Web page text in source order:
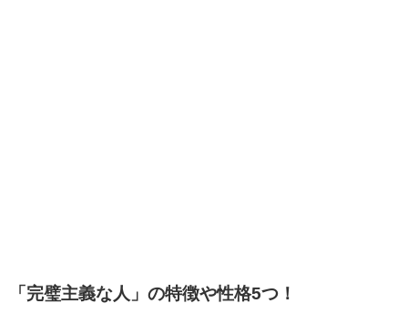
「完璧主義な人」の特徴や性格5つ！